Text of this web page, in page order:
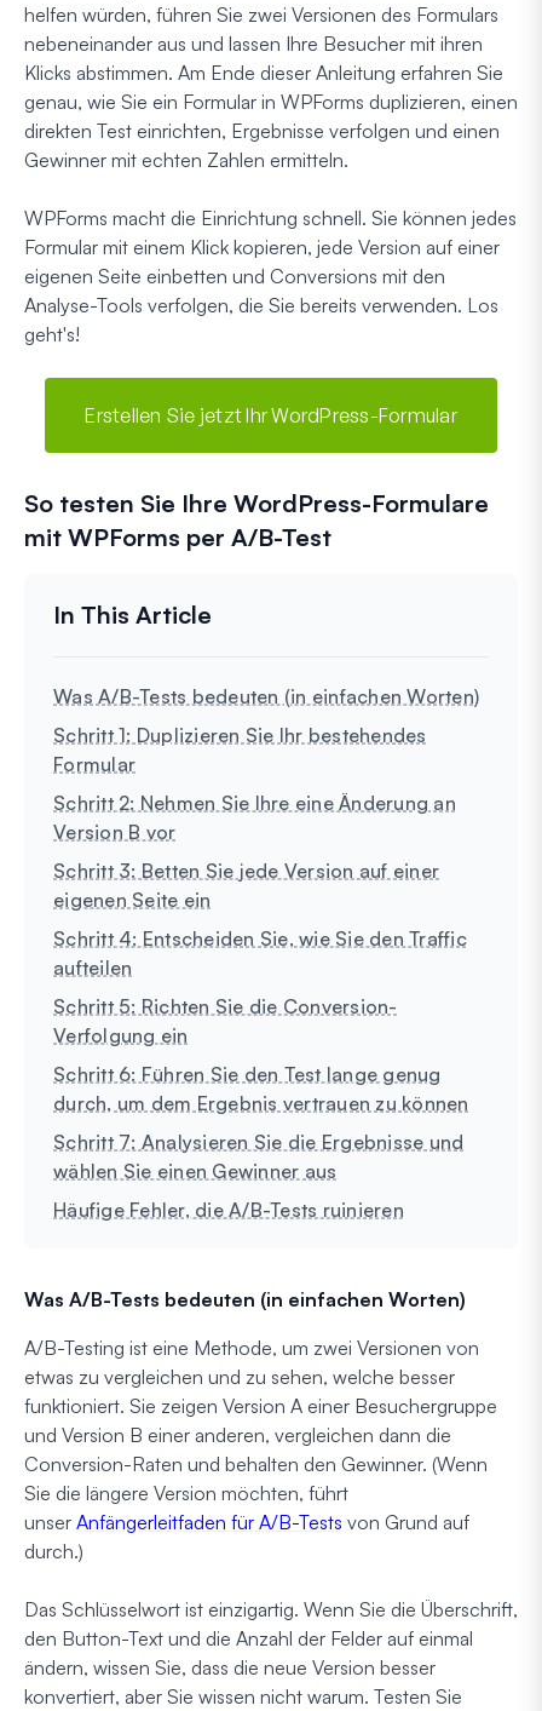
helfen würden, führen Sie zwei Versionen des Formulars
nebeneinander aus und lassen Ihre Besucher mit ihren
Klicks abstimmen. Am Ende dieser Anleitung erfahren Sie
genau, wie Sie ein Formular in WPForms duplizieren, einen
direkten Test einrichten, Ergebnisse verfolgen und einen
Gewinner mit echten Zahlen ermitteln.
WPForms macht die Einrichtung schnell. Sie können jedes
Formular mit einem Klick kopieren, jede Version auf einer
eigenen Seite einbetten und Conversions mit den
Analyse-Tools verfolgen, die Sie bereits verwenden. Los
geht's!
Erstellen Sie jetzt Ihr WordPress-Formular
So testen Sie Ihre WordPress-Formulare
mit WPForms per A/B-Test
Was A/B-Tests bedeuten (in einfachen Worten)
Schritt 1: Duplizieren Sie Ihr bestehendes
Formular
Schritt 2: Nehmen Sie Ihre eine Änderung an
Version B vor
Schritt 3: Betten Sie jede Version auf einer
eigenen Seite ein
Schritt 4: Entscheiden Sie, wie Sie den Traffic
aufteilen
Schritt 5: Richten Sie die Conversion-
Verfolgung ein
Schritt 6: Führen Sie den Test lange genug
durch, um dem Ergebnis vertrauen zu können
Schritt 7: Analysieren Sie die Ergebnisse und
wählen Sie einen Gewinner aus
Häufige Fehler, die A/B-Tests ruinieren
Was A/B-Tests bedeuten (in einfachen Worten)
A/B-Testing ist eine Methode, um zwei Versionen von
etwas zu vergleichen und zu sehen, welche besser
funktioniert. Sie zeigen Version A einer Besuchergruppe
und Version B einer anderen, vergleichen dann die
Conversion-Raten und behalten den Gewinner. (Wenn
Sie die längere Version möchten, führt
unser Anfängerleitfaden für A/B-Tests von Grund auf
durch.)
Das Schlüsselwort ist einzigartig. Wenn Sie die Überschrift,
den Button-Text und die Anzahl der Felder auf einmal
ändern, wissen Sie, dass die neue Version besser
konvertiert, aber Sie wissen nicht warum. Testen Sie